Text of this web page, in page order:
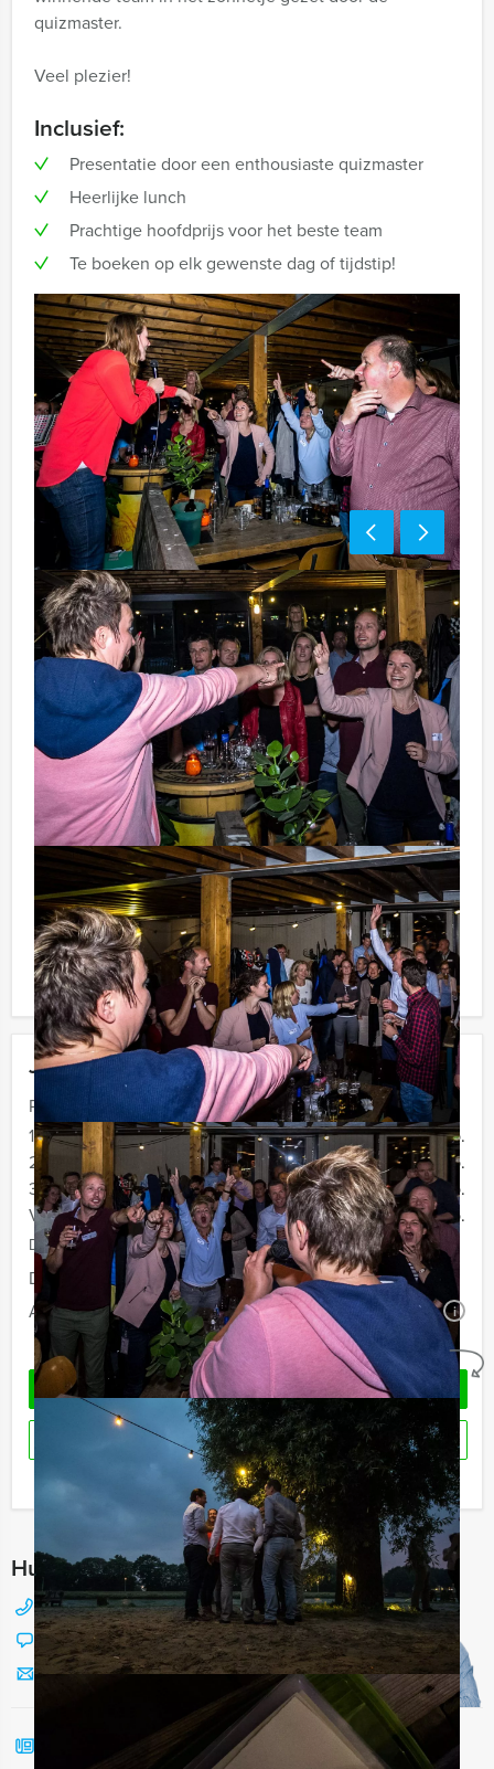
Jouw uitje
Prijs :
12 - 19 personen
€ 62,50 p.p.
20 - 29 personen
€ 59,50 p.p.
30 - 39 personen
€ 56,50 p.p.
Vanaf 40 personen
€ 54,50 p.p.
De prijzen zijn exclusief BTW
Duur:
3 uur en 30 minuten
Aantal:
Minimaal 12 personen i
Geheel vrijblijvend
OFFERTE AANVRAGEN
RESERVEREN
Ik heb een vraag over dit uitje
Hulp nodig bij het kiezen?
088 428 81 17
Chat met Jeroen
Stuur ons een mailtje
quizmaster.
Veel plezier!
Inclusief:
Presentatie door een enthousiaste quizmaster
Heerlijke lunch
Prachtige hoofdprijs voor het beste team
Te boeken op elk gewenste dag of tijdstip!
Bezorgkosten benodigdheden (meerprijs):
€ 100,- excl. BTW
Tip:
Niet telkens uw knip hoeven trekken om uw drankje af
te rekenen? Voor € 13,50 per persoon per uur (excl.
BTW) kunt u gebruikmaken van het drankarrangement,
waarbij u onbeperkt kunt genieten van bier, fris,
huiswijn, koffie en thee. En... zo komt u ook achteraf
niet voor verrassingen te staan!
Reservering voor kleinere groepen:
Komt u niet aan het minimale aantal deelnemers? Als u
bereid bent voor het minimale aantal te betalen, kunt u
ook gewoon voor minder personen boeken!